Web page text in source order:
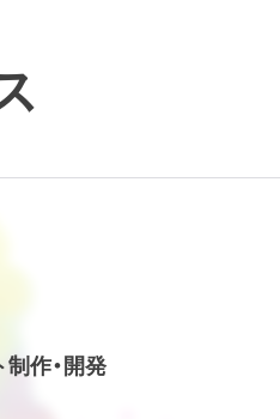
作・開発